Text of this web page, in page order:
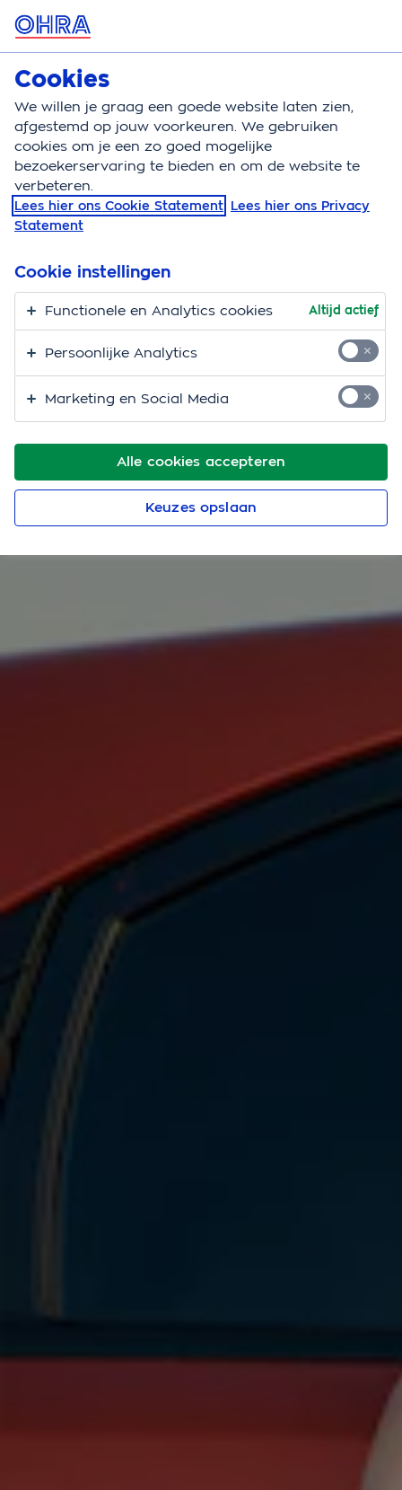
MENU
Blog
Blog
Cookies
We willen je graag een goede website laten zien,
afgestemd op jouw voorkeuren. We gebruiken
cookies om je een zo goed mogelijke
bezoekerservaring te bieden en om de website te
verbeteren.
Lees hier ons Cookie Statement Lees hier ons Privacy
Statement
Alle cookies accepteren
Cookie instellingen
Functionele en Analytics cookies Altijd actief
Persoonlijke Analytics
Marketing en Social Media
Keuzes opslaan